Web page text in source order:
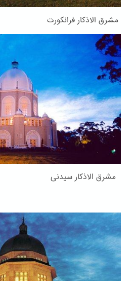
مشرق الاذکار فرانکورت
مشرق الاذکار سیدنی